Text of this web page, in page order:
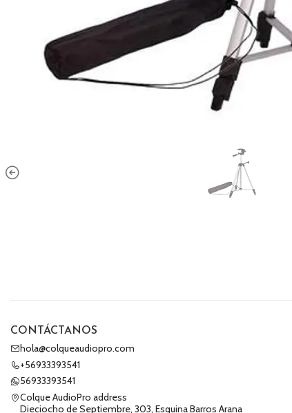
CONTÁCTANOS
hola@colqueaudiopro.com
+56933393541
56933393541
Colque AudioPro address
Dieciocho de Septiembre, 303, Esquina Barros Arana